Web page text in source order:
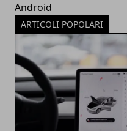
Android
ARTICOLI POPOLARI